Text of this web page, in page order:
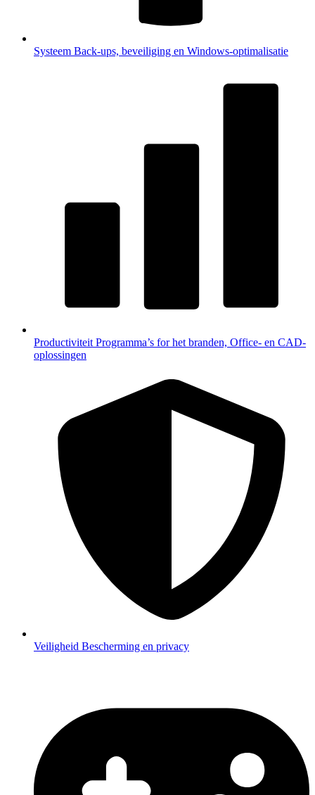
Systeem Back-ups, beveiliging en Windows-optimalisatie
Productiviteit Programma’s for het branden, Office- en CAD-
oplossingen
Veiligheid Bescherming en privacy